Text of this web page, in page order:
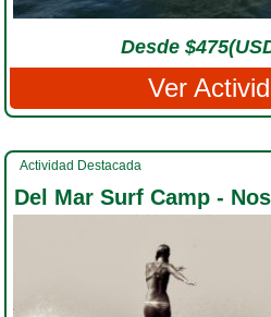
Desde
Ver
Actividad Destacada
Del Mar Surf Camp -